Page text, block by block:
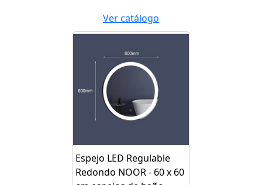
Ver catálogo
Espejo LED Regulable
Redondo NOOR - 60 x 60